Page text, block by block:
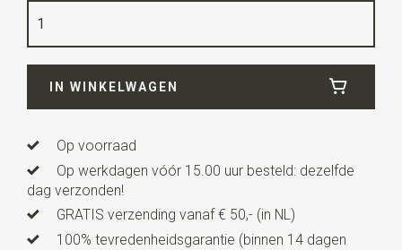
Maat
IN WINKELWAGEN
Op voorraad
Op werkdagen vóór 15.00 uur besteld: dezelfde
dag verzonden!
GRATIS verzending vanaf € 50,- (in NL)
100% tevredenheidsgarantie (binnen 14 dagen